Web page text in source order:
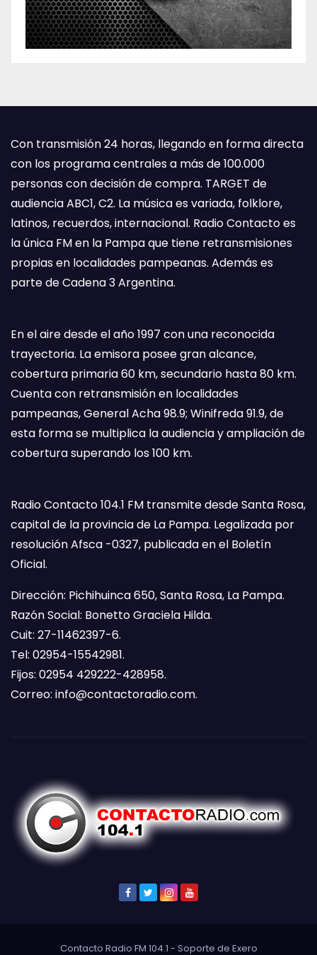
Con transmisión 24 horas, llegando en forma directa
con los programa centrales a más de 100.000
personas con decisión de compra. TARGET de
audiencia ABC1, C2. La música es variada, folklore,
latinos, recuerdos, internacional. Radio Contacto es
la única FM en la Pampa que tiene retransmisiones
propias en localidades pampeanas. Además es
parte de Cadena 3 Argentina.
En el aire desde el año 1997 con una reconocida
trayectoria. La emisora posee gran alcance,
cobertura primaria 60 km, secundario hasta 80 km.
Cuenta con retransmisión en localidades
pampeanas, General Acha 98.9; Winifreda 91.9, de
esta forma se multiplica la audiencia y ampliación de
cobertura superando los 100 km.
Radio Contacto 104.1 FM transmite desde Santa Rosa,
capital de la provincia de La Pampa. Legalizada por
resolución Afsca -0327, publicada en el Boletín
Oficial.
Dirección: Pichihuinca 650, Santa Rosa, La Pampa.
Razón Social: Bonetto Graciela Hilda.
Cuit: 27-11462397-6.
Tel: 02954-15542981.
Fijos: 02954 429222-428958.
Correo: info@contactoradio.com.
Contacto Radio FM 104.1 - Soporte de Exero